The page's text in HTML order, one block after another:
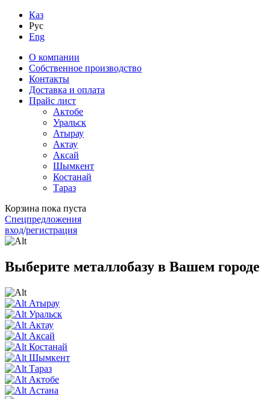
Каз
Рус
Eng
О компании
Собственное производство
Контакты
Доставка и оплата
Прайс лист
Актобе
Уральск
Атырау
Актау
Аксай
Шымкент
Костанай
Тараз
Корзина пока пуста
Спецпредложения
вход/регистрация
Выберите металлобазу в Вашем городе
Атырау
Уральск
Актау
Аксай
Костанай
Шымкент
Тараз
Актобе
Астана